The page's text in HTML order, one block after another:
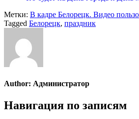
Метки: В кадре Белорецк. Видео
Tagged Белорецк, праздник
Author: Администратор
Навигация по записям